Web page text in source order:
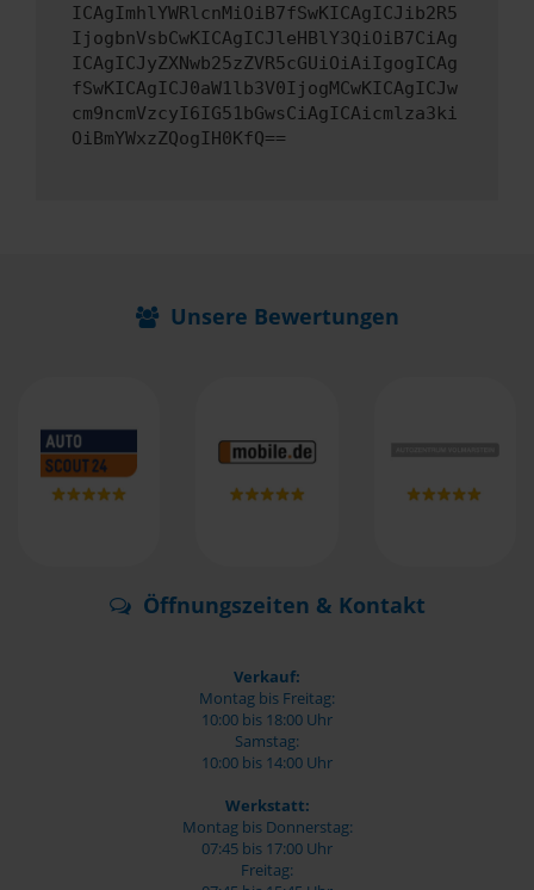
ICAgImhlYWRlcnMiOiB7fSwKICAgICJib2R5
IjogbnVsbCwKICAgICJleHBlY3QiOiB7CiAg
ICAgICJyZXNwb25zZVR5cGUiOiAiIgogICAg
fSwKICAgICJ0aW1lb3V0IjogMCwKICAgICJw
cm9ncmVzcyI6IG51bGwsCiAgICAicmlza3ki
OiBmYWxzZQogIH0KfQ==
Unsere Bewertungen
Öffnungszeiten & Kontakt
Verkauf:
Montag bis Freitag:
10:00 bis 18:00 Uhr
Samstag:
10:00 bis 14:00 Uhr
Werkstatt:
Montag bis Donnerstag:
07:45 bis 17:00 Uhr
Freitag: